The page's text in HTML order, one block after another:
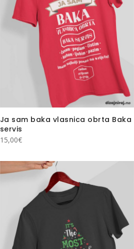
Ja sam baka vlasnica obrta Baka
servis
15,00€